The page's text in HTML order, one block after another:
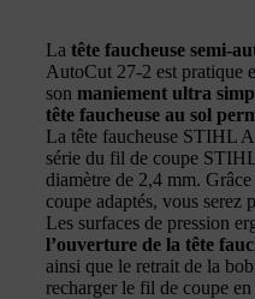
La tête faucheuse semi-
AutoCut 27-2 est pratique
son maniement ultra
tête faucheuse au sol
La tête faucheuse STIHL
série du fil de coupe
diamètre de 2,4 mm.
coupe adaptés, vous serez
Les surfaces de pression
l’ouverture de la tête
ainsi que le retrait de la
recharger le fil de coupe